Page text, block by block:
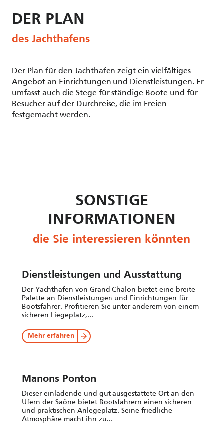
DER PLAN
des Jachthafens
Der Plan für den Jachthafen zeigt ein vielfältiges
Angebot an Einrichtungen und Dienstleistungen. Er
umfasst auch die Stege für ständige Boote und für
Besucher auf der Durchreise, die im Freien
festgemacht werden.
SONSTIGE
INFORMATIONEN
die Sie interessieren könnten
Dienstleistungen und Ausstattung
Der Yachthafen von Grand Chalon bietet eine breite
Palette an Dienstleistungen und Einrichtungen für
Bootsfahrer. Profitieren Sie unter anderem von einem
sicheren Liegeplatz,...
Mehr erfahren
Manons Ponton
Dieser einladende und gut ausgestattete Ort an den
Ufern der Saône bietet Bootsfahrern einen sicheren
und praktischen Anlegeplatz. Seine friedliche
Atmosphäre macht ihn zu...